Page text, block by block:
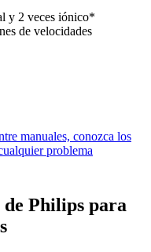
y 2 veces iónico*
de velocidades
manuales, conozca los
problema
de Philips para